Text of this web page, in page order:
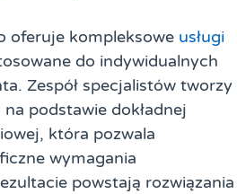
oferuje kompleksowe usługi
do indywidualnych
Zespół specjalistów tworzy
podstawie dokładnej
która pozwala
wymagania
powstają rozwiązania